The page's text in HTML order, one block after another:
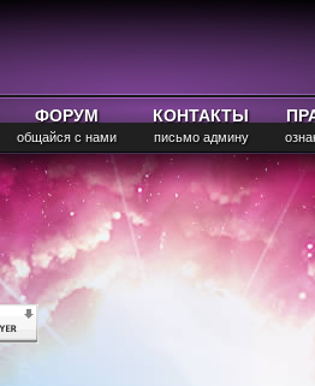
ФОРУМ
общайся с нами
КОНТАКТЫ
письмо админу